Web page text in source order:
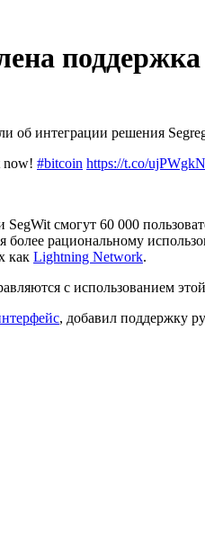
об интеграции решения
now! #bitcoin https://t.co/
смогут 60 000
рациональному
как Lightning Network.
с использованием
, добавил поддержку